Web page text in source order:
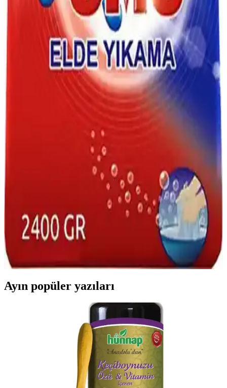
Bu karşılaştırma, 316 paslanmaz çelikten üretilen ve 500 ml
kapasiteye sahip 3 bardaklı Mj Tech ile ORAX termos setlerini
inceler. Vakumlu kapak, kaydırmaz taban ve elde yıkama talimatı
gibi özelliklerle kullanıcı görüşleriyle karşılaştırır.
Tablet ve Jel Bulaşık Deterjanlarının Özellikleri ve
Temizlikteki Farklı Yaklaşımlar
Tablet ve jel bulaşık deterjanlarının özellikleri, avantajları ve
kullanım önerileri ile temizlikte doğru ürün seçimi hakkında
Pril Losyon Aloe Vera: Dermatolojik Onaylı Elde
Bulaşık Yıkama Deterjanı 1,44 L
Pril Losyon Aloe Vera, hassas ciltler için dermatolojik onaylı el
yıkama deterjanı. Aloe vera ve E vitamini cildi nemlendirir, pH
dengesi korur; soğuk suda etkili yağ çözücü güç sağlar, elleri
tahrişten korur ve güvenli kullanım sunar.
Evde doğal ve etkili elde yıkama yöntemleri ile
hijyenik kıyafet bakımı
Evde elde yıkama yöntemleri, doğal malzemeler kullanarak
kıyafetleri sağlıklı ve çevre dostu şekilde temizlemenize olanak tanır.
Kimyasal içeriklerden uzak durarak hijyen ve sürdürülebilirlik
sağlar.
Ayın popüler yazıları